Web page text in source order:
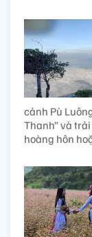
cảnh Pù
Thanh” và
hoàng hôn